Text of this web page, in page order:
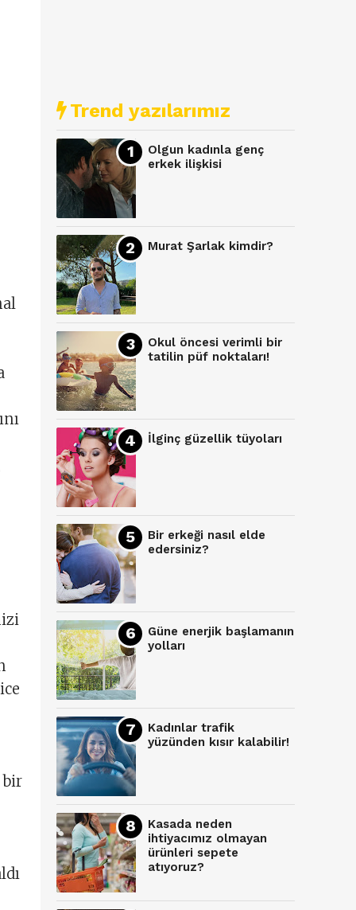
bir
Trend yazılarımız
Olgun kadınla genç
erkek ilişkisi
Murat Şarlak kimdir?
Okul öncesi verimli bir
tatilin püf noktaları!
İlginç güzellik tüyoları
Bir erkeği nasıl elde
edersiniz?
Güne enerjik başlamanın
yolları
Kadınlar trafik
yüzünden kısır kalabilir!
Kasada neden
ihtiyacımız olmayan
ürünleri sepete
atıyoruz?